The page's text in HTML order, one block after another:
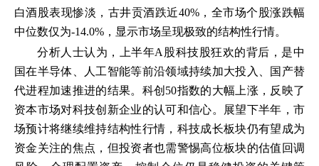
白酒股表现惨淡，古井贡酒跌近40%，全市场个股涨跌幅
中位数仅为-14.0%，显示市场呈现极致的结构性行情。
分析人士认为，上半年A股科技股狂欢的背后，是中
国在半导体、人工智能等前沿领域持续加大投入、国产替
代进程加速推进的结果。科创50指数的大幅上涨，反映了
资本市场对科技创新企业的认可和信心。展望下半年，市
场预计将继续维持结构性行情，科技成长板块仍有望成为
资金关注的焦点，但投资者也需警惕高位板块的估值回调